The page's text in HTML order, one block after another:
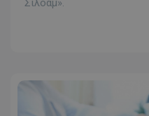
Σιλοάμ».